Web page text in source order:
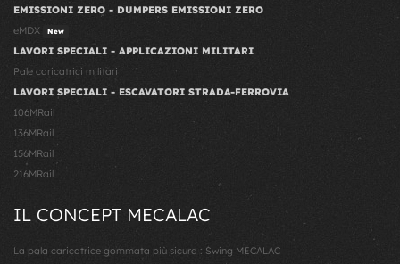
EMISSIONI ZERO - DUMPERS EMISSIONI ZERO
eMDX
New
LAVORI SPECIALI - APPLICAZIONI MILITARI
Pale caricatrici militari
LAVORI SPECIALI - ESCAVATORI STRADA-FERROVIA
106MRail
136MRail
156MRail
216MRail
IL CONCEPT MECALAC
La pala caricatrice gommata più sicura : Swing MECALAC